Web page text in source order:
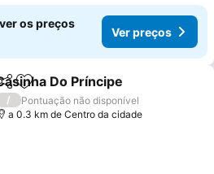
os preços
Ver preços
Adicionar aos favoritos
Do Príncipe
/
Pontuação não disponível
a 0.3 km de Centro da cidade